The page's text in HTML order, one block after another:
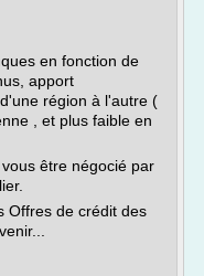
en fonction de
apport
région à l'autre (
, et plus faible en
être négocié par
Offres de crédit des